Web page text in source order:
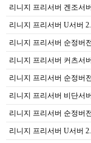
리니지 프리서버 겐조서
리니지 프리서버 U서버
리니지 프리서버 순정버
리니지 프리서버 커츠서
리니지 프리서버 순정버
리니지 프리서버 비단서
리니지 프리서버 순정버
리니지 프리서버 U서버